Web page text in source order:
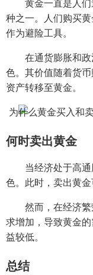
黄金一直是人
种之一。人们购买
作为避险工具。
在通货膨胀和
色。其价值随着货
资产转移至黄金。
何时卖出黄金
当经济处于高
色。此时，卖出黄金
然而，在经济
求增加，导致黄金
益较低。
总结